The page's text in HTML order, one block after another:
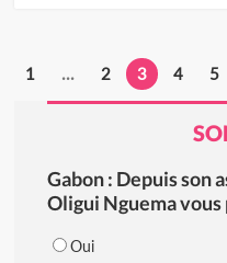
1 ... 2 3 4 5
Gabon : Depuis son
Oligui Nguema
Oui